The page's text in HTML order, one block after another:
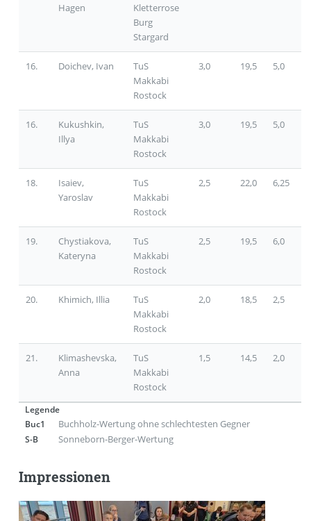
Hagen
Kletterrose
Burg
Stargard
16. Doichev, Ivan
TuS
Makkabi
Rostock
3,0 19,5 5,0
16.
Kukushkin,
Illya
TuS
Makkabi
Rostock
3,0 19,5 5,0
18.
Isaiev,
Yaroslav
TuS
Makkabi
Rostock
2,5 22,0 6,25
19.
Chystiakova,
Kateryna
TuS
Makkabi
Rostock
2,5 19,5 6,0
20. Khimich, Illia
TuS
Makkabi
Rostock
2,0 18,5 2,5
21.
Klimashevska,
Anna
TuS
Makkabi
Rostock
1,5 14,5 2,0
Legende
Buc1
Buchholz-Wertung ohne schlechtesten Gegner
S-B Sonneborn-Berger-Wertung
Impressionen